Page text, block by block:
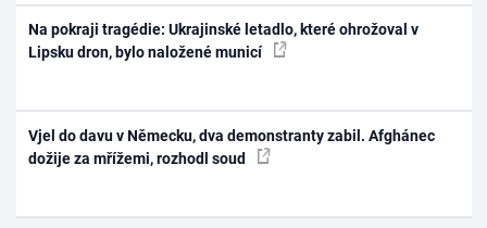
Na pokraji tragédie: Ukrajinské letadlo, které ohrožoval v
Lipsku dron, bylo naložené municí
Vjel do davu v Německu, dva demonstranty zabil. Afghánec
dožije za mřížemi, rozhodl soud